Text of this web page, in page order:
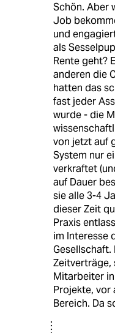
Schön. Aber
Job
und
als
Rente geht?
anderen die
hatten das
fast jeder
wurde - die
von jetzt auf
System nur
verkraftet
auf Dauer
sie alle 3-4
dieser Zeit
Praxis
im Interesse
Zeitverträge,
Mitarbeiter
Projekte, vor
Bereich. Da